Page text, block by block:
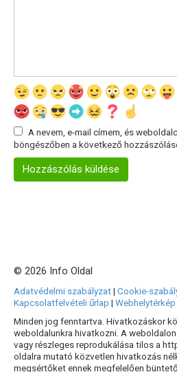
A nevem, e-mail címem, és
böngészőben a következő
© 2026 Info Oldal
Adatvédelmi szabályzat| Cookie-
Kapcsolatfelvételi űrlap | Webhelytérkép
Minden jog fenntartva. Hivatkozáskor
weboldalunkra hivatkozni. A
vagy részleges reprodukálása tilos a
oldalra mutató közvetlen hivatkozás
megsértőket ennek megfelelően